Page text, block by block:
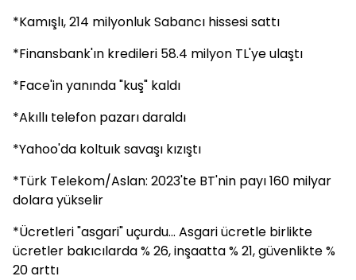
*Kamışlı, 214 milyonluk Sabancı hissesi sattı
*Finansbank'ın kredileri 58.4 milyon TL'ye ulaştı
*Face'in yanında "kuş" kaldı
*Akıllı telefon pazarı daraldı
*Yahoo'da koltuık savaşı kızıştı
*Türk Telekom/Aslan: 2023'te BT'nin payı 160 milyar
dolara yükselir
*Ücretleri "asgari" uçurdu... Asgari ücretle birlikte
ücretler bakıcılarda % 26, inşaatta % 21, güvenlikte %
20 arttı